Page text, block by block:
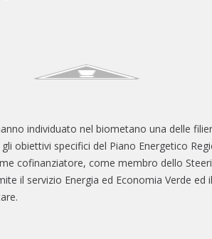
individuato nel biometano una delle
obiettivi specifici del Piano Energetico
cofinanziatore, come membro dello
il servizio Energia ed Economia Verde ed